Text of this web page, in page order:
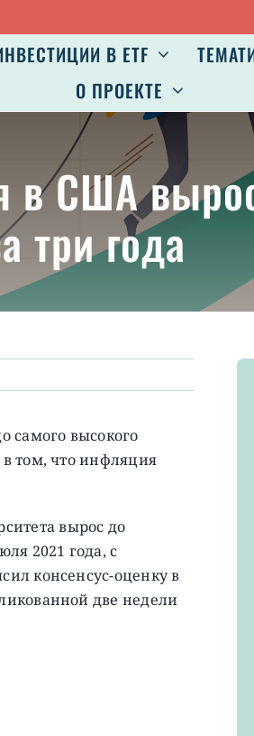
В ETF
О ПРОЕКТЕ
в США
три года
самого высокого
в том, что инфляция
вырос до
2021 года, с
консенсус-оценку в
две недели